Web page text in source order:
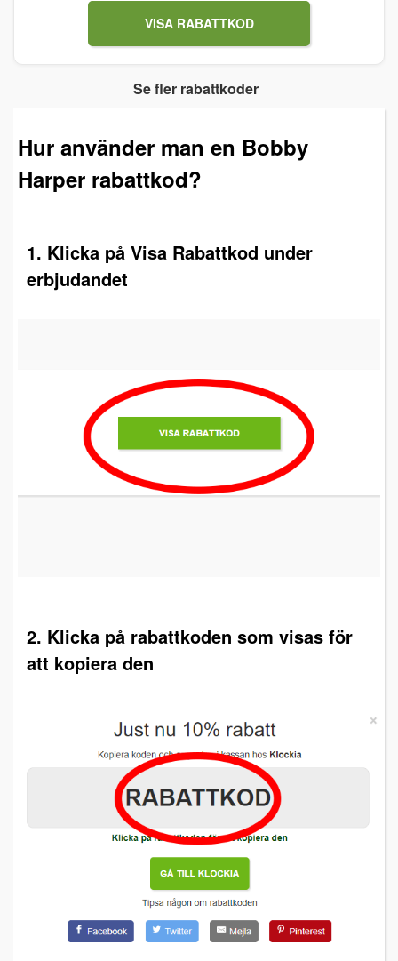
VISA RABATTKOD
Se fler rabattkoder
Hur använder man en Bobby
Harper rabattkod?
1. Klicka på Visa Rabattkod under
erbjudandet
2. Klicka på rabattkoden som visas för
att kopiera den